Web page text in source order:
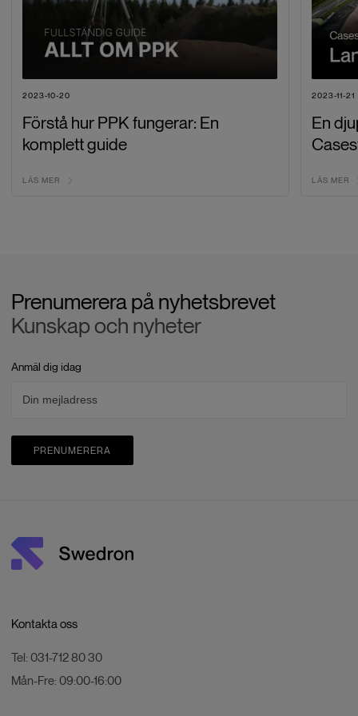
2023-10-20
Förstå hur PPK fungerar: En
komplett guide
LÄS MER
2023-11-21
En
LÄS MER
Prenumerera på nyhetsbrevet
Kunskap och nyheter
Anmäl dig idag
PRENUMERERA
Kontakta oss
Tel: 031-712 80 30
Mån-Fre: 09:00-16:00